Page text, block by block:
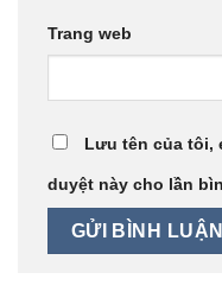
Trang web
Lưu tên của tôi,
duyệt này cho lần